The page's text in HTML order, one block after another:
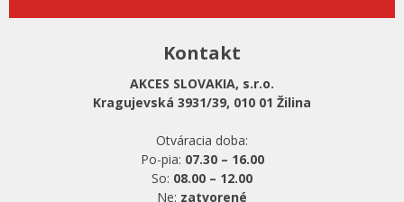
Kontakt
AKCES SLOVAKIA, s.r.o.
Kragujevská 3931/39, 010 01 Žilina
Otváracia doba:
Po-pia: 07.30 – 16.00
So: 08.00 – 12.00
Ne: zatvorené